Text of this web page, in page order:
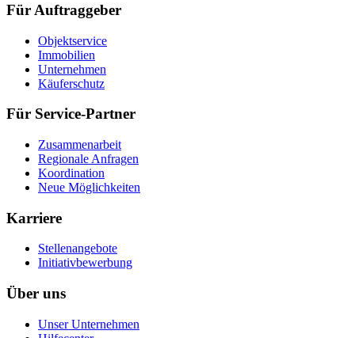
Für Auftraggeber
Objektservice
Immobilien
Unternehmen
Käuferschutz
Für Service-Partner
Zusammenarbeit
Regionale Anfragen
Koordination
Neue Möglichkeiten
Karriere
Stellenangebote
Initiativbewerbung
Über uns
Unser Unternehmen